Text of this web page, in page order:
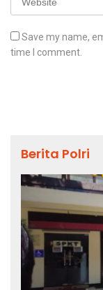
Save my name,
time I comment.
Berita Polri